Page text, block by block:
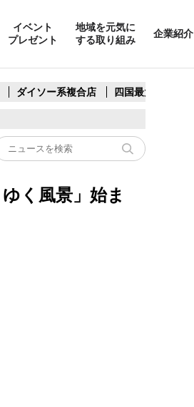
イベント
プレゼント
地域を元気に
する取り組み
企業紹介
ダイソー系複合店 四国最大スリコ
く風景」始ま